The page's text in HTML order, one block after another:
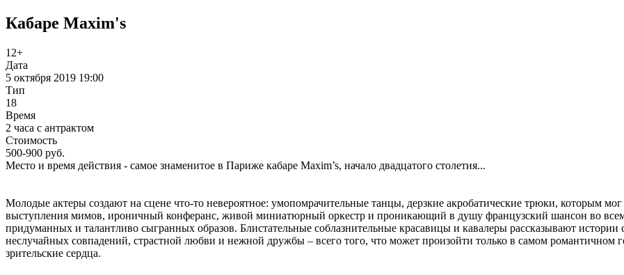
Кабаре Maxim's
12+
Дата
5 октября 2019 19:00
Тип
18
Время
2 часа с антрактом
Стоимость
500-900 руб.
Место и время действия - самое знаменитое в Париже кабаре Maxim’s, начало двадцатого столетия...
Молодые актеры создают на сцене что-то невероятное: умопомрачительные танцы, дерзкие акробатические трюки, которым
выступления мимов, ироничный конферанс, живой миниатюрный оркестр и проникающий в душу французский шансон во
придуманных и талантливо сыгранных образов. Блистательные соблазнительные красавицы и кавалеры рассказывают истории
неслучайных совпадений, страстной любви и нежной дружбы – всего того, что может произойти только в самом романтичном
зрительские сердца.